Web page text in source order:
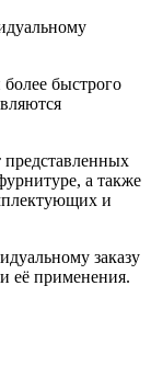
быстрого
представленных
а также
и
заказу
её применения.